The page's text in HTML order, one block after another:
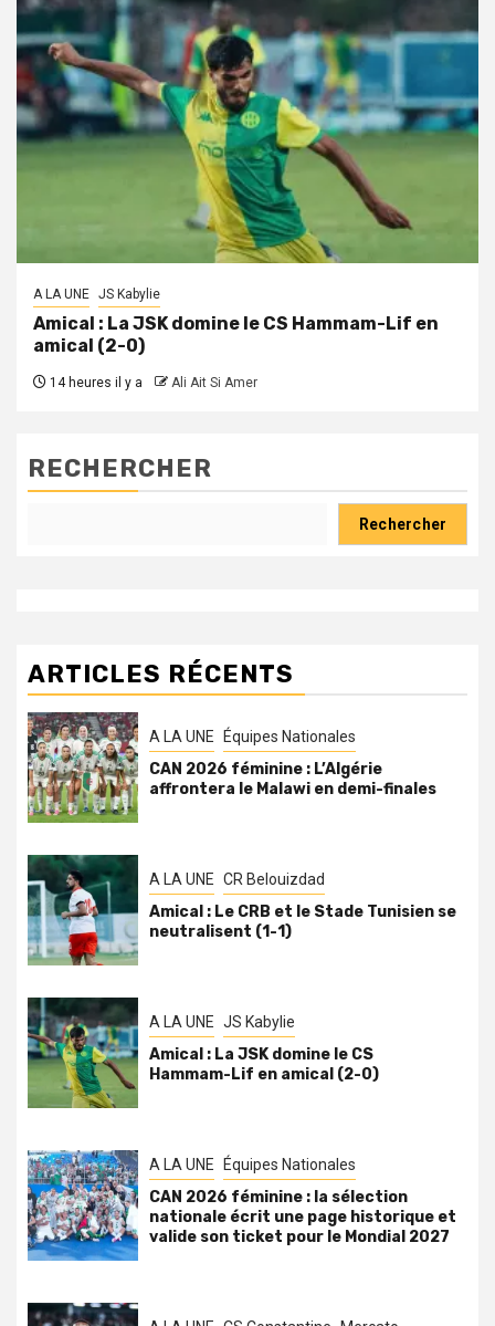
A LA UNE JS Kabylie
Amical : La JSK domine le CS Hammam-Lif en
amical (2-0)
14 heures il y a Ali Ait Si Amer
RECHERCHER
Rechercher
ARTICLES RÉCENTS
A LA UNE Équipes Nationales
CAN 2026 féminine : L’Algérie
affrontera le Malawi en demi-finales
A LA UNE CR Belouizdad
Amical : Le CRB et le Stade Tunisien se
neutralisent (1-1)
A LA UNE JS Kabylie
Amical : La JSK domine le CS
Hammam-Lif en amical (2-0)
A LA UNE Équipes Nationales
CAN 2026 féminine : la sélection
nationale écrit une page historique et
valide son ticket pour le Mondial 2027